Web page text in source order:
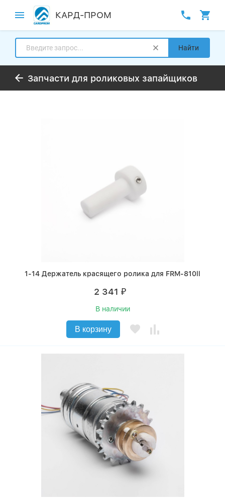
КАРД-ПРОМ
Найти
Запчасти для роликовых запайщиков
1-14 Держатель красящего ролика для FRM-810ll
2 341 ₽
В наличии
В корзину